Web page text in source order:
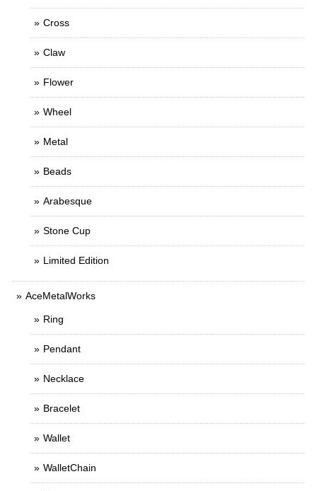
Cross
Claw
Flower
Wheel
Metal
Beads
Arabesque
Stone Cup
Limited Edition
AceMetalWorks
Ring
Pendant
Necklace
Bracelet
Wallet
WalletChain